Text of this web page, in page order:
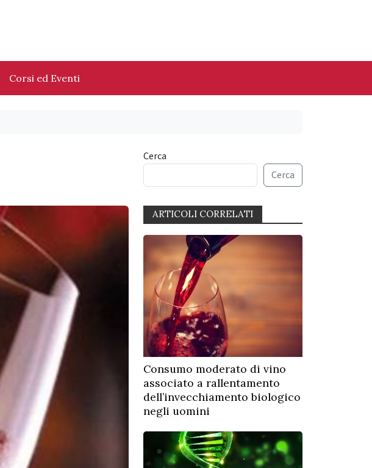
Corsi ed Eventi
Cerca
Cerca
ARTICOLI CORRELATI
Consumo moderato di vino
associato a rallentamento
dell’invecchiamento biologico
negli uomini